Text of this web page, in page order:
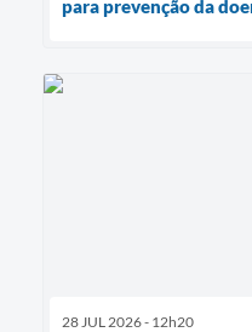
para prevenção da
28 JUL 2026 - 12h20